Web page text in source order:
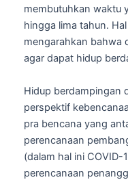
membutuhkan waktu
hingga lima tahun.
mengarahkan bahwa
agar dapat hidup
Hidup berdampingan
perspektif
pra bencana yang
perencanaan
(dalam hal ini
perencanaan